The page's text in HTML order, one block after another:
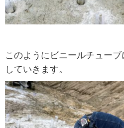
このようにビニールチュー
していきます。